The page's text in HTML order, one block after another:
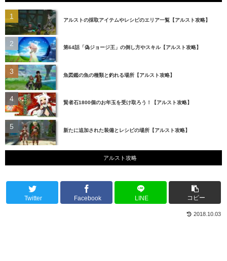
アルストの採取アイテムやレシピのエリア一覧【アルスト攻略】
第64話「偽ジョージ王」の倒し方やスキル【アルスト攻略】
魚図鑑の魚の種類と釣れる場所【アルスト攻略】
賢者石1800個のお年玉を受け取ろう！【アルスト攻略】
新たに追加された装備とレシピの場所【アルスト攻略】
アルスト攻略
Twitter Facebook LINE コピー
2018.10.03